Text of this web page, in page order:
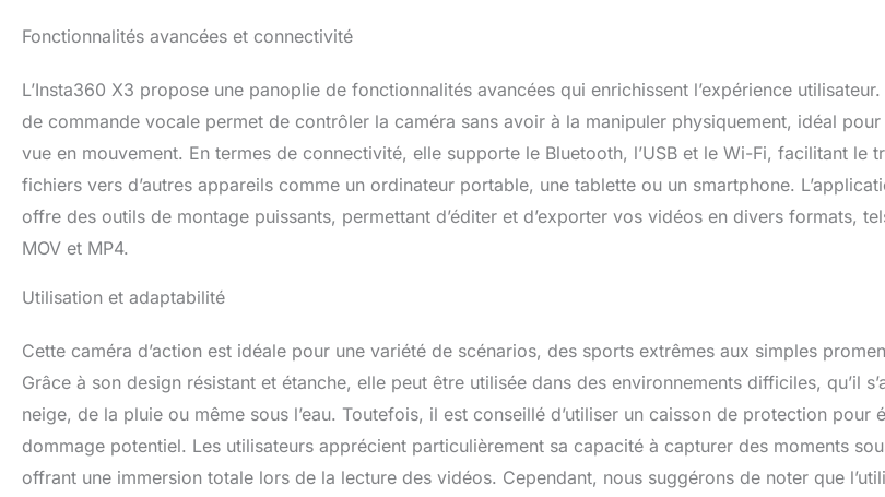
Fonctionnalités avancées et connectivité
L’Insta360 X3 propose une panoplie de fonctionnalités avancées qui enrichissent l’expérience
de commande vocale permet de contrôler la caméra sans avoir à la manipuler physiquement, idéal
vue en mouvement. En termes de connectivité, elle supporte le Bluetooth, l’USB et le Wi-Fi, facilitant le
fichiers vers d’autres appareils comme un ordinateur portable, une tablette ou un smartphone.
offre des outils de montage puissants, permettant d’éditer et d’exporter vos vidéos en divers formats,
MOV et MP4.
Utilisation et adaptabilité
Cette caméra d’action est idéale pour une variété de scénarios, des sports extrêmes aux simples
Grâce à son design résistant et étanche, elle peut être utilisée dans des environnements difficiles, qu’il
neige, de la pluie ou même sous l’eau. Toutefois, il est conseillé d’utiliser un caisson de protection pour
dommage potentiel. Les utilisateurs apprécient particulièrement sa capacité à capturer des moments
offrant une immersion totale lors de la lecture des vidéos. Cependant, nous suggérons de noter que